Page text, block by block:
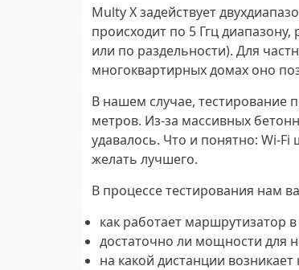
Multy X задействует
происходит по 5 Ггц
или по раздельности). Для
многоквартирных домах оно
В нашем случае, тестирование
метров. Из-за массивных
удавалось. Что и понятно: Wi-
желать лучшего.
В процессе тестирования нам
как работает маршрутизатор
достаточно ли мощности для
на какой дистанции